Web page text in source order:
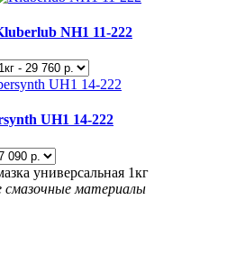
NH1 11-222
UH1 14-222
универсальная 1кг
смазочные материалы